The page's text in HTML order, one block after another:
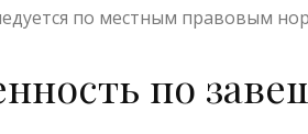
по местным правовым
по